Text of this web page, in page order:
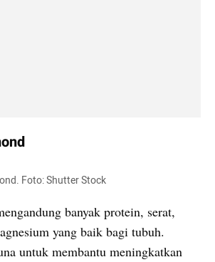
Foto: Shutter Stock
banyak protein, serat,
yang baik bagi tubuh.
untuk membantu meningkatkan